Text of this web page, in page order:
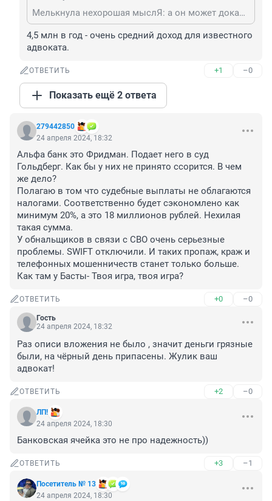
Мелькнула нехорошая мыслЯ: а он может доказать законное происхождение денег? Не 9 миллионов, а 90...
4,5 млн в год - очень средний доход для известного
адвоката.
ОТВЕТИТЬ +1 –0
Показать ещё 2 ответа
279442850
24 апреля 2024, 18:32
Альфа банк это Фридман. Подает него в суд
Гольдберг. Как бы у них не принято ссорится. В чем
же дело?
Полагаю в том что судебные выплаты не облагаются
налогами. Соответственно будет сэкономлено как
минимум 20%, а это 18 миллионов рублей. Нехилая
такая сумма.
У обнальщиков в связи с СВО очень серьезные
проблемы. SWIFT отключили. И таких пропаж, краж и
телефонных мошенничеств станет только больше.
Как там у Басты- Твоя игра, твоя игра?
ОТВЕТИТЬ +0 –0
Гость
24 апреля 2024, 18:32
Раз описи вложения не было , значит деньги грязные
были, на чёрный день припасены. Жулик ваш
адвокат!
ОТВЕТИТЬ +2 –0
ЛП!
24 апреля 2024, 18:30
Банковская ячейка это не про надежность))
ОТВЕТИТЬ +3 –1
Посетитель № 13
24 апреля 2024, 18:30